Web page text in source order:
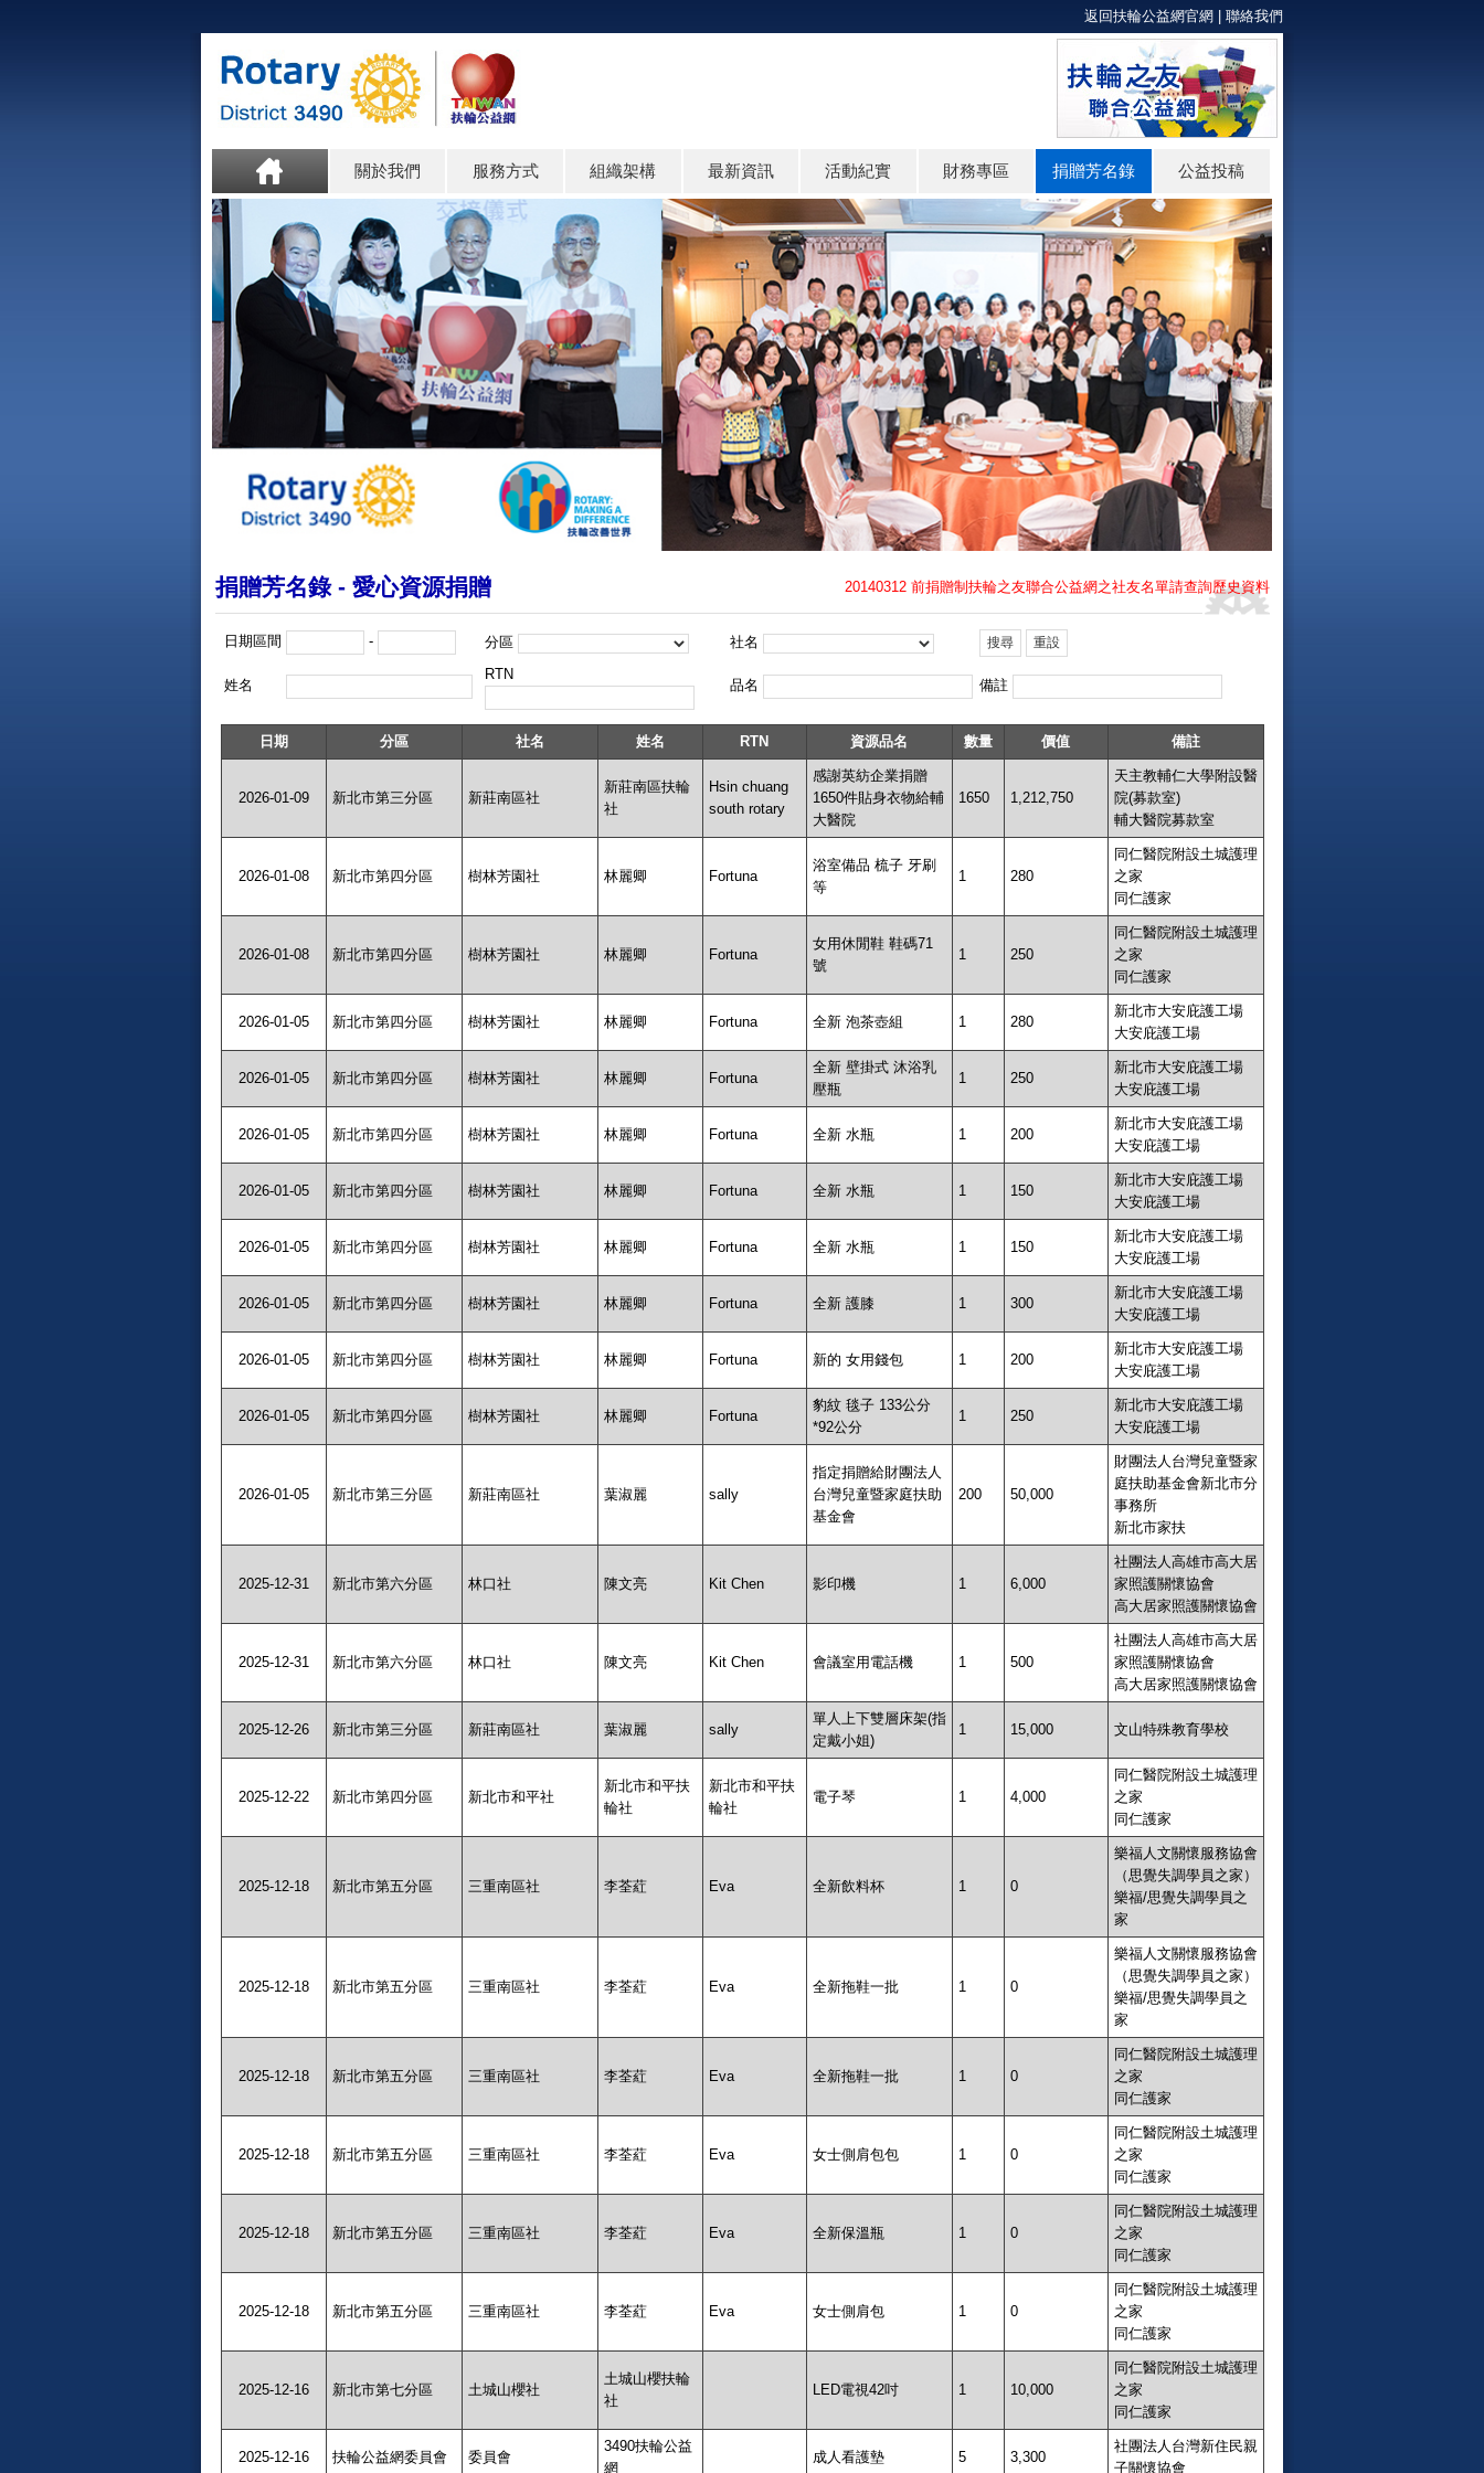
返回扶輪公益網官網 聯絡我們
關於我們 服務方式 組織架構 最新資訊 活動紀實 財務專區 捐贈芳名錄 公益投稿
捐贈芳名錄 - 愛心資源捐贈 20140312 前捐贈制扶輪之友聯合公益網之社友名單請查詢歷史資料
日期區間 - 分區 社名
姓名
RTN
品名 備註
日期 分區 社名 姓名 RTN 資源品名 數量 價值 備註
2026-01-09 新北市第三分區 新莊南區社
新莊南區扶輪
社
Hsin chuang
south rotary
感謝英紡企業捐贈
1650件貼身衣物給輔
大醫院
1650 1,212,750
天主教輔仁大學附設醫
院(募款室)
輔大醫院募款室
2026-01-08 新北市第四分區 樹林芳園社 林麗卿 Fortuna
浴室備品 梳子 牙刷
等
1 280
同仁醫院附設土城護理
之家
同仁護家
2026-01-08 新北市第四分區 樹林芳園社 林麗卿 Fortuna
女用休閒鞋 鞋碼71
號
1 250
同仁醫院附設土城護理
之家
同仁護家
2026-01-05 新北市第四分區 樹林芳園社 林麗卿 Fortuna 全新 泡茶壺組 1 280
新北市大安庇護工場
大安庇護工場
2026-01-05 新北市第四分區 樹林芳園社 林麗卿 Fortuna
全新 壁掛式 沐浴乳
壓瓶
1 250
新北市大安庇護工場
大安庇護工場
2026-01-05 新北市第四分區 樹林芳園社 林麗卿 Fortuna 全新 水瓶 1 200
新北市大安庇護工場
大安庇護工場
2026-01-05 新北市第四分區 樹林芳園社 林麗卿 Fortuna 全新 水瓶 1 150
新北市大安庇護工場
大安庇護工場
2026-01-05 新北市第四分區 樹林芳園社 林麗卿 Fortuna 全新 水瓶 1 150
新北市大安庇護工場
大安庇護工場
2026-01-05 新北市第四分區 樹林芳園社 林麗卿 Fortuna 全新 護膝 1 300
新北市大安庇護工場
大安庇護工場
2026-01-05 新北市第四分區 樹林芳園社 林麗卿 Fortuna 新的 女用錢包 1 200
新北市大安庇護工場
大安庇護工場
2026-01-05 新北市第四分區 樹林芳園社 林麗卿 Fortuna
豹紋 毯子 133公分
*92公分
1 250
新北市大安庇護工場
大安庇護工場
2026-01-05 新北市第三分區 新莊南區社 葉淑麗 sally
指定捐贈給財團法人
台灣兒童暨家庭扶助
基金會
200 50,000
財團法人台灣兒童暨家
庭扶助基金會新北市分
事務所
新北市家扶
2025-12-31 新北市第六分區 林口社 陳文亮 Kit Chen 影印機 1 6,000
社團法人高雄市高大居
家照護關懷協會
高大居家照護關懷協會
2025-12-31 新北市第六分區 林口社 陳文亮 Kit Chen 會議室用電話機 1 500
社團法人高雄市高大居
家照護關懷協會
高大居家照護關懷協會
2025-12-26 新北市第三分區 新莊南區社 葉淑麗 sally
單人上下雙層床架(指
定戴小姐)
1 15,000 文山特殊教育學校
2025-12-22 新北市第四分區 新北市和平社
新北市和平扶
輪社
新北市和平扶
輪社
電子琴 1 4,000
同仁醫院附設土城護理
之家
同仁護家
2025-12-18 新北市第五分區 三重南區社 李荃葒 Eva 全新飲料杯 1 0
樂福人文關懷服務協會
（思覺失調學員之家）
樂福/思覺失調學員之
家
2025-12-18 新北市第五分區 三重南區社 李荃葒 Eva 全新拖鞋一批 1 0
樂福人文關懷服務協會
（思覺失調學員之家）
樂福/思覺失調學員之
家
2025-12-18 新北市第五分區 三重南區社 李荃葒 Eva 全新拖鞋一批 1 0
同仁醫院附設土城護理
之家
同仁護家
2025-12-18 新北市第五分區 三重南區社 李荃葒 Eva 女士側肩包包 1 0
同仁醫院附設土城護理
之家
同仁護家
2025-12-18 新北市第五分區 三重南區社 李荃葒 Eva 全新保溫瓶 1 0
同仁醫院附設土城護理
之家
同仁護家
2025-12-18 新北市第五分區 三重南區社 李荃葒 Eva 女士側肩包 1 0
同仁醫院附設土城護理
之家
同仁護家
2025-12-16 新北市第七分區 土城山櫻社
土城山櫻扶輪
社
LED電視42吋 1 10,000
同仁醫院附設土城護理
之家
同仁護家
2025-12-16 扶輪公益網委員會 委員會
3490扶輪公益
網
成人看護墊 5 3,300
社團法人台灣新住民親
子關懷協會